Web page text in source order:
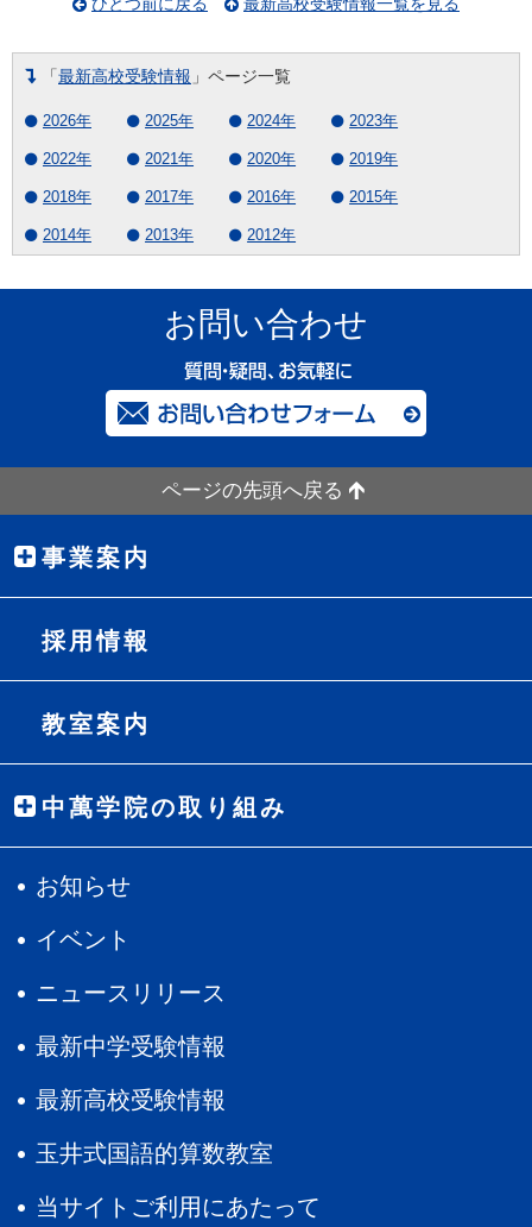
「最新高校受験情報 」ページ一覧
2026年 2025年 2024年 2023年
2022年 2021年 2020年 2019年
2018年 2017年 2016年 2015年
2014年 2013年 2012年
お問い合わせ
ページの先頭へ戻る
事業案内
採用情報
教室案内
中萬学院の取り組み
お知らせ
イベント
ニュースリリース
最新中学受験情報
最新高校受験情報
玉井式国語的算数教室
当サイトご利用にあたって